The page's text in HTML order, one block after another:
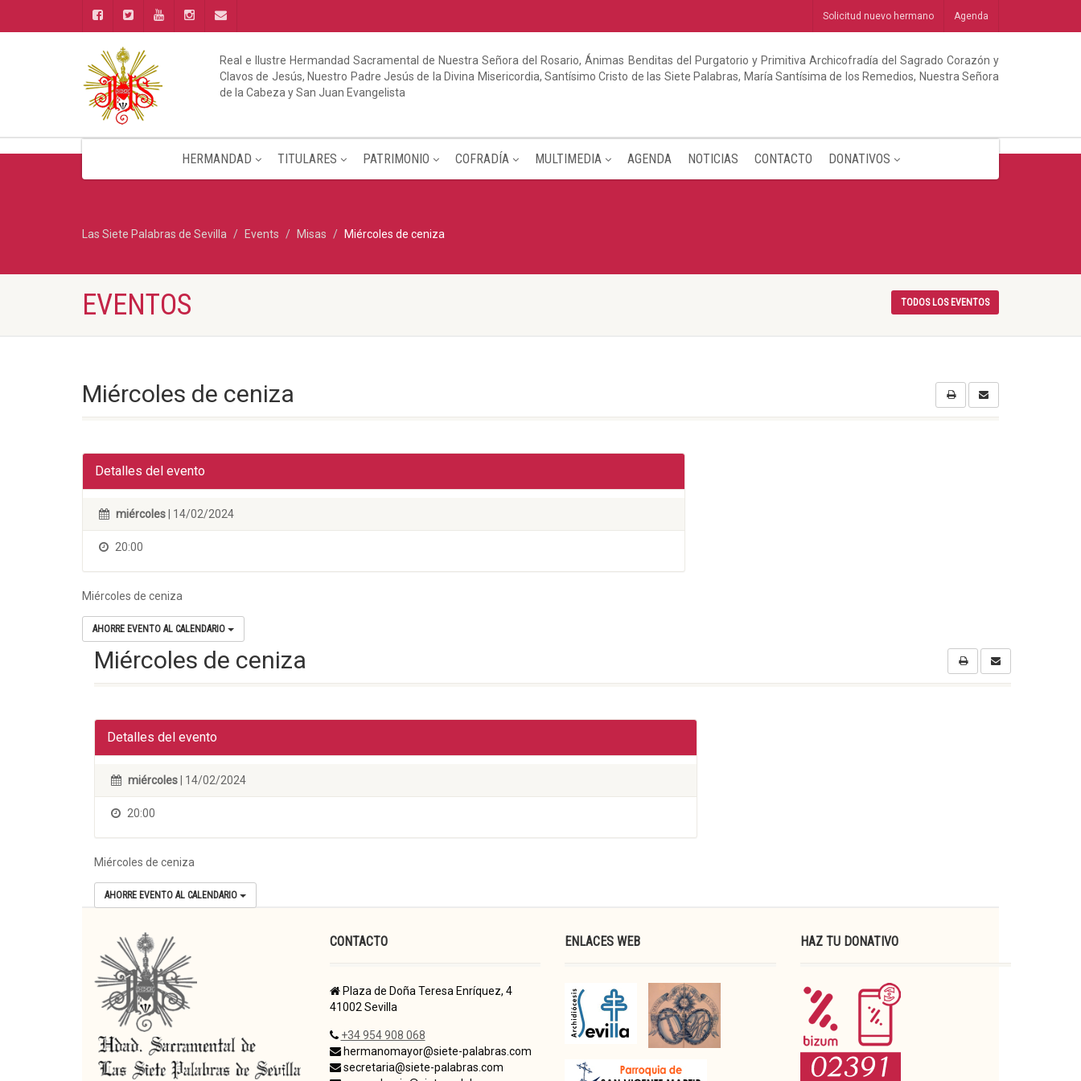
Solicitud nuevo hermano Agenda
Real e Ilustre Hermandad Sacramental de Nuestra Señora del Rosario, Ánimas Benditas del Purgatorio y Primitiva Archicofradía del Sagrado Corazón y
Clavos de Jesús, Nuestro Padre Jesús de la Divina Misericordia, Santísimo Cristo de las Siete Palabras, María Santísima de los Remedios, Nuestra Señora
de la Cabeza y San Juan Evangelista
HERMANDAD TITULARES PATRIMONIO COFRADÍA MULTIMEDIA AGENDA NOTICIAS CONTACTO DONATIVOS
Las Siete Palabras de Sevilla Events Misas Miércoles de ceniza
EVENTOS TODOS LOS EVENTOS
Miércoles de ceniza
Detalles del evento
miércoles | 14/02/2024
20:00
Miércoles de ceniza
AHORRE EVENTO AL CALENDARIO
Miércoles de ceniza
Detalles del evento
miércoles | 14/02/2024
20:00
Miércoles de ceniza
AHORRE EVENTO AL CALENDARIO
CONTACTO
Plaza de Doña Teresa Enríquez, 4
41002 Sevilla
+34 954 908 068
hermanomayor@siete-palabras.com
secretaria@siete-palabras.com
ENLACES WEB HAZ TU DONATIVO